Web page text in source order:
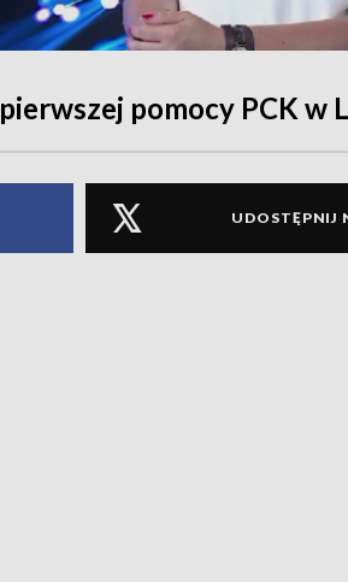
pomocy PCK w
UDOSTĘPNIJ